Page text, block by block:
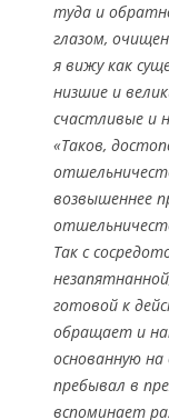
туда и
глазом,
я вижу как
низшие и
счастливые и
«Таков,
возвышеннее
Так с
готовой к
обращает и
основанную
пребывал в
вспоминает